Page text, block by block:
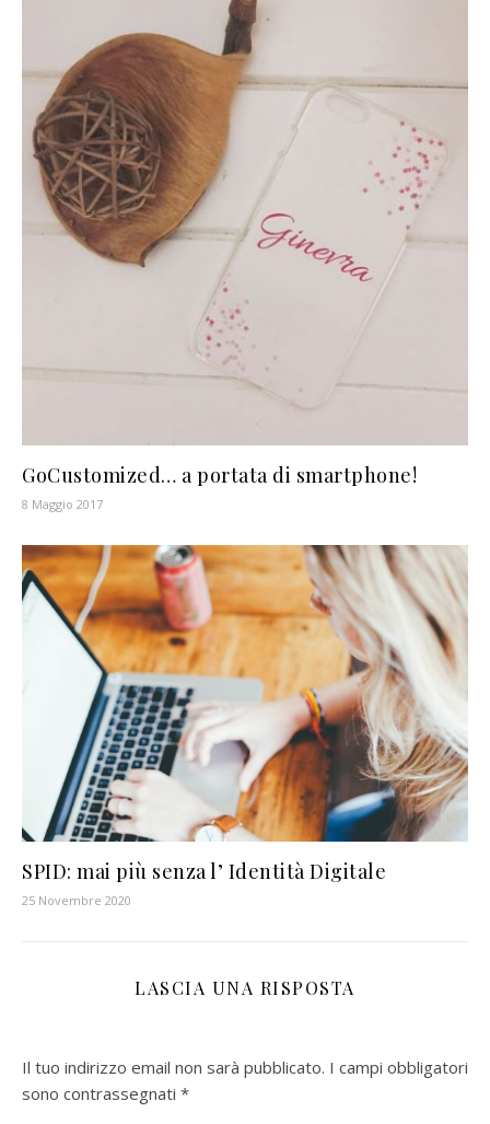
GoCustomized… a portata di smartphone!
8 Maggio 2017
SPID: mai più senza l’ Identità Digitale
25 Novembre 2020
LASCIA UNA RISPOSTA
Il tuo indirizzo email non sarà pubblicato. I campi obbligatori
sono contrassegnati *